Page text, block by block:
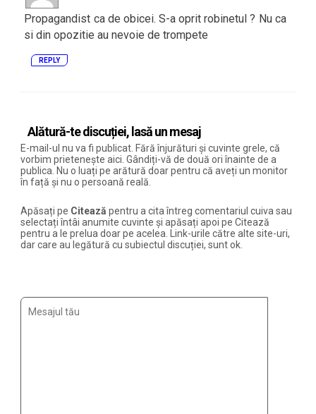
Propagandist ca de obicei. S-a oprit robinetul ? Nu ca
si din opozitie au nevoie de trompete
REPLY
Alătură-te discuției, lasă un mesaj
E-mail-ul nu va fi publicat. Fără înjurături și cuvinte grele, că
vorbim prietenește aici. Gândiți-vă de două ori înainte de a
publica. Nu o luați pe arătură doar pentru că aveți un monitor
în față și nu o persoană reală.
Apăsați pe Citează pentru a cita întreg comentariul cuiva sau
selectați întâi anumite cuvinte și apăsați apoi pe Citează
pentru a le prelua doar pe acelea. Link-urile către alte site-uri,
dar care au legătură cu subiectul discuției, sunt ok.